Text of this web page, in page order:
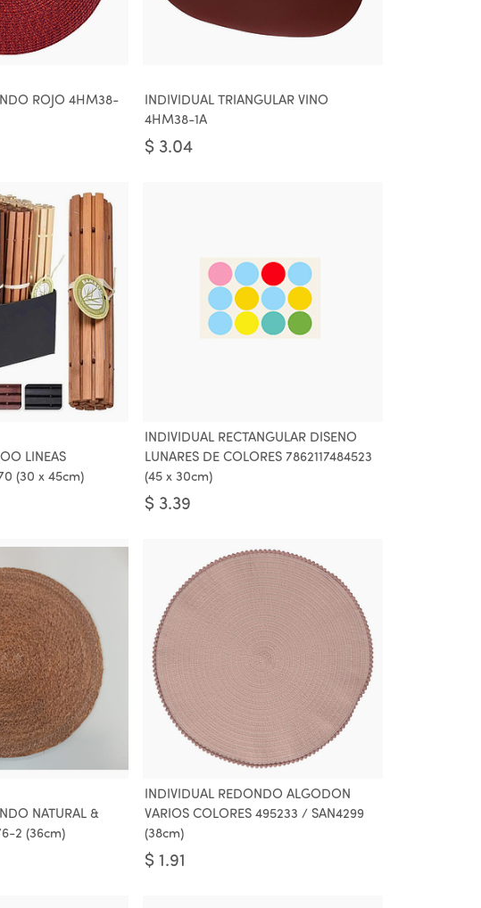
ROJO 4HM38-
INDIVIDUAL TRIANGULAR VINO
4HM38-1A
$ 3.04
LINEAS
(30 x 45cm)
INDIVIDUAL RECTANGULAR DISENO
LUNARES DE COLORES 7862117484523
(45 x 30cm)
$ 3.39
NATURAL &
2 (36cm)
INDIVIDUAL REDONDO ALGODON
VARIOS COLORES 495233 / SAN4299
(38cm)
$ 1.91